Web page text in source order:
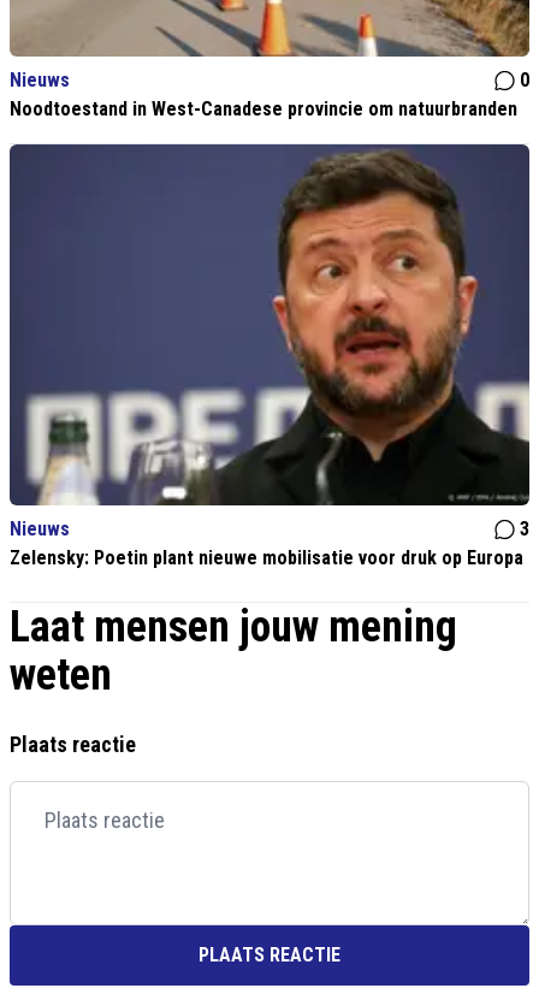
Nieuws
0
Noodtoestand in West-Canadese provincie om natuurbranden
Nieuws
3
Zelensky: Poetin plant nieuwe mobilisatie voor druk op Europa
Laat mensen jouw mening
weten
Plaats reactie
PLAATS REACTIE